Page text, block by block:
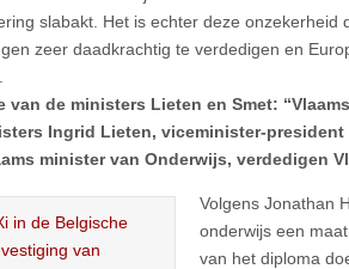
slabakt. Het is echter deze
zeer daadkrachtig te verdedigen en
van de ministers Lieten en Smet:
Ingrid Lieten, viceminister-
minister van Onderwijs, verdedigen
Volgens Jonathan
onderwijs een
van het diploma